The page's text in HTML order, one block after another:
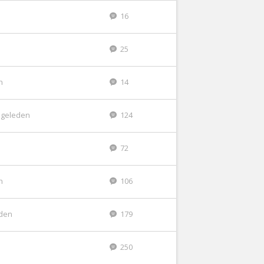
16
25
14
124
72
106
179
250